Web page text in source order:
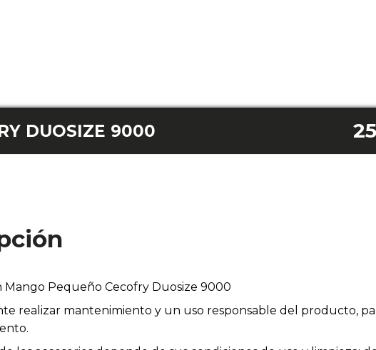
DUOSIZE 9000
Mango Pequeño Cecofry Duosize 9000
realizar mantenimiento y un uso responsable del producto,